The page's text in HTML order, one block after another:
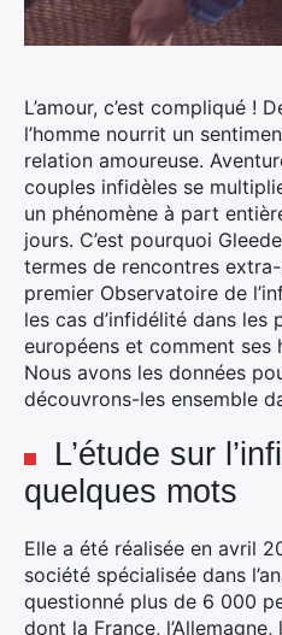
L’amour, c’est compliqué !
l’homme nourrit un
relation amoureuse.
couples infidèles se
un phénomène à part
jours. C’est pourquoi
termes de rencontres
premier Observatoire de
les cas d’infidélité dans les
européens et comment ses
Nous avons les données
découvrons-les ensemble
L’étude sur
quelques mots
Elle a été réalisée en avril
société spécialisée dans
questionné plus de 6 000
dont la France, l’Allemagne,